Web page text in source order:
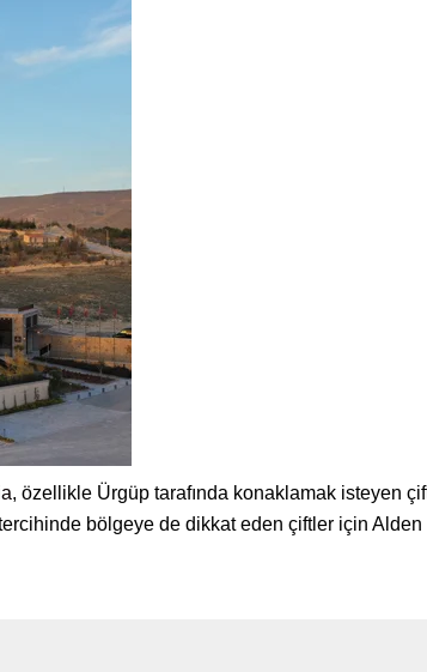
, özellikle Ürgüp tarafında konaklamak isteyen
bölgeye de dikkat eden çiftler için